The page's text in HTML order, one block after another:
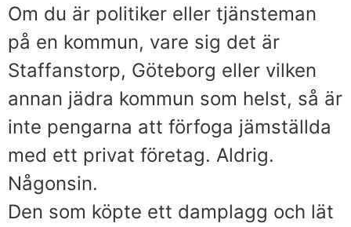
Om du är politiker eller tjänsteman
på en kommun, vare sig det är
Staffanstorp, Göteborg eller vilken
annan jädra kommun som helst, så är
inte pengarna att förfoga jämställda
med ett privat företag. Aldrig.
Någonsin.
Den som köpte ett damplagg och lät